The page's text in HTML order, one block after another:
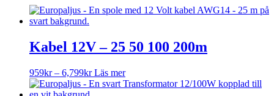
Kabel 12V – 25 50 100 200m
959kr – 6,799krPrisintervall:
959kr
Läs merDen
här